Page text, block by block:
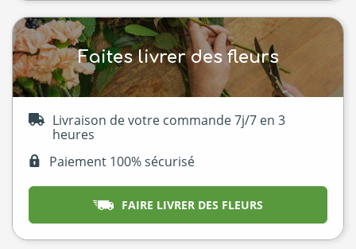
Faites livrer des fleurs
Livraison de votre commande 7j/7 en 3
heures
Paiement 100% sécurisé
FAIRE LIVRER DES FLEURS